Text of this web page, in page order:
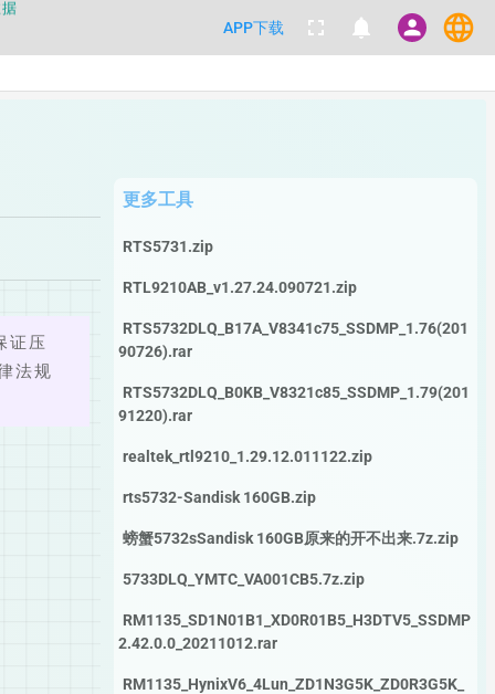
要100%相信，包括量产工具都
APP下载 fullscreen notifications person language
证压
法规
更多工具
RTS5731.zip
RTL9210AB_v1.27.24.090721.zip
RTS5732DLQ_B17A_V8341c75_SSDMP_1.76(201
90726).rar
RTS5732DLQ_B0KB_V8321c85_SSDMP_1.79(201
91220).rar
realtek_rtl9210_1.29.12.011122.zip
rts5732-Sandisk 160GB.zip
螃蟹5732sSandisk 160GB原来的开不出来.7z.zip
5733DLQ_YMTC_VA001CB5.7z.zip
RM1135_SD1N01B1_XD0R01B5_H3DTV5_SSDMP
2.42.0.0_20211012.rar
RM1135_HynixV6_4Lun_ZD1N3G5K_ZD0R3G5K_